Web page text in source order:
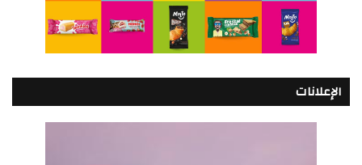
الإعلانات